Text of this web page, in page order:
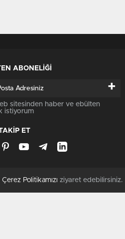
ABONELİĞİ
+
sitesinden haber ve ebülten
istiyorum
ET
Çerez Politikamızı ziyaret edebilirsiniz.